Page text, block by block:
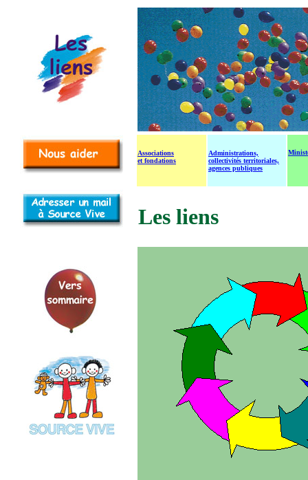
Associations
et fondations
Administrations,
collectivités territoriales,
agences publiques
Les liens